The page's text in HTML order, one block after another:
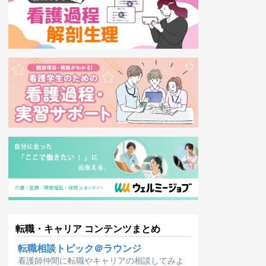
転職・キャリア コンテンツまとめ
転職相談トピック＠ラウンジ
看護師仲間に転職やキャリアの相談してみよ